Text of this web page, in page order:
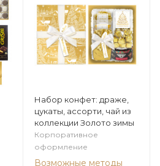
Набор конфет: драже,
цукаты, ассорти, чай из
коллекции Золото зимы
Корпоративное
оформление
Возможные методы